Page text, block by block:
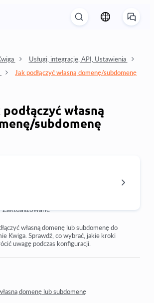
Usługi, integracje, API, Ustawienia
Jak podłączyć własną domenę/subdomenę
własną
subdomenę
przez media społecznościowe
projektu (kabinetu) i innych ustawień
Zaktualizowane
własną domenę lub subdomenę do
Kwiga. Sprawdź, co wybrać, jakie kroki
uwagę podczas konfiguracji.
domenę lub subdomenę